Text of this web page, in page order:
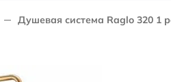
Душевая система Raglo 320 1